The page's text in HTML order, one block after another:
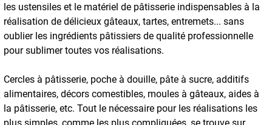
les ustensiles et le matériel de pâtisserie indispensables à la
réalisation de délicieux gâteaux, tartes, entremets... sans
oublier les ingrédients pâtissiers de qualité professionnelle
pour sublimer toutes vos réalisations.
Cercles à pâtisserie, poche à douille, pâte à sucre, additifs
alimentaires, décors comestibles, moules à gâteaux, aides à
la pâtisserie, etc. Tout le nécessaire pour les réalisations les
plus simples, comme les plus compliquées, se trouve sur